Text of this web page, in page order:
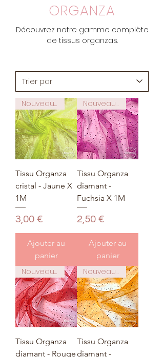
ORGANZA
Découvrez notre gamme complète
de tissus organzas.
Nouveauté
Tissu Organza
cristal - Jaune X
1M
Prix
3,00 €
Ajouter au
panier
Nouveauté
Tissu Organza
diamant -
Fuchsia X 1M
Prix
2,50 €
Ajouter au
panier
Nouveauté
Tissu Organza
diamant - Rouge
Nouveauté
Tissu Organza
diamant -